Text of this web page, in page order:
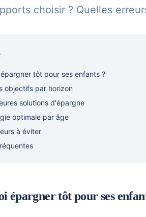
choisir ? Quelles
tôt pour ses enfants ?
objectifs par horizon
solutions d'épargne
optimale par âge
à éviter
épargner tôt pour ses